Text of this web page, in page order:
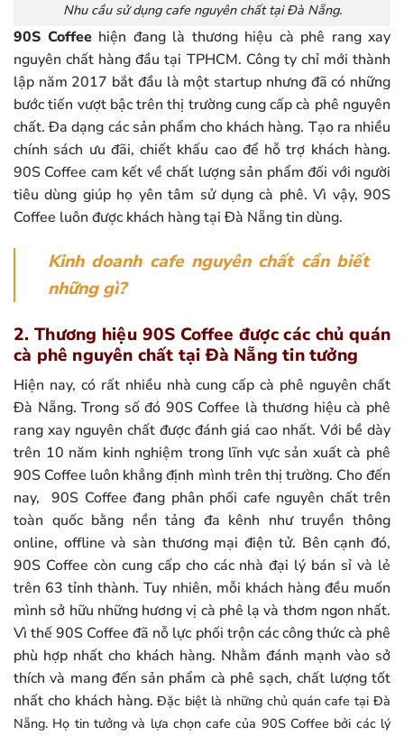
Nhu cầu sử dụng cafe nguyên chất tại Đà Nẵng.
90S Coffeehiện đang là thương hiệu cà phê rang xay
nguyên chất hàng đầu tại TPHCM. Công ty chỉ mới thành
lập năm 2017 bắt đầu là một startup nhưng đã có những
bước tiến vượt bậc trên thị trường cung cấp cà phê nguyên
chất. Đa dạng các sản phẩm cho khách hàng. Tạo ra nhiều
chính sách ưu đãi, chiết khấu cao để hỗ trợ khách hàng.
90S Coffee cam kết về chất lượng sản phẩm đối với người
tiêu dùng giúp họ yên tâm sử dụng cà phê. Vì vậy, 90S
Coffee luôn được khách hàng tại Đà Nẵng tin dùng.
Kinh doanh cafe nguyên chất cần biết
những gì?
2. Thương hiệu 90S Coffee được các chủ quán
cà phê nguyên chất tại Đà Nẵng tin tưởng
Hiện nay, có rất nhiều nhà cung cấp cà phê nguyên chất
Đà Nẵng. Trong số đó 90S Coffee là thương hiệu cà phê
rang xay nguyên chất được đánh giá cao nhất. Với bề dày
trên 10 năm kinh nghiệm trong lĩnh vực sản xuất cà phê
90S Coffee luôn khẳng định mình trên thị trường. Cho đến
nay, 90S Coffee đang phân phối cafe nguyên chất trên
toàn quốc bằng nền tảng đa kênh như truyền thông
online, offline và sàn thương mại điện tử. Bên cạnh đó,
90S Coffee còn cung cấp cho các nhà đại lý bán sỉ và lẻ
trên 63 tỉnh thành. Tuy nhiên, mỗi khách hàng đều muốn
mình sở hữu những hương vị cà phê lạ và thơm ngon nhất.
Vì thế 90S Coffee đã nỗ lực phối trộn các công thức cà phê
phù hợp nhất cho khách hàng. Nhằm đánh mạnh vào sở
thích và mang đến sản phẩm cà phê sạch, chất lượng tốt
nhất cho khách hàng.Đặc biệt là những chủ quán cafe tại Đà
Nẵng. Họ tin tưởng và lựa chọn cafe của 90S Coffee bởi các lý